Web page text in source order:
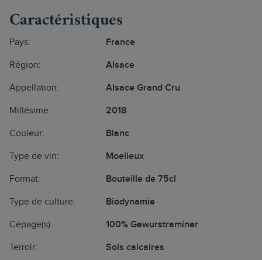
Caractéristiques
Pays: France
Région: Alsace
Appellation: Alsace Grand Cru
Millésime: 2018
Couleur: Blanc
Type de vin: Moelleux
Format: Bouteille de 75cl
Type de culture: Biodynamie
Cépage(s): 100% Gewurstraminer
Terroir: Sols calcaires